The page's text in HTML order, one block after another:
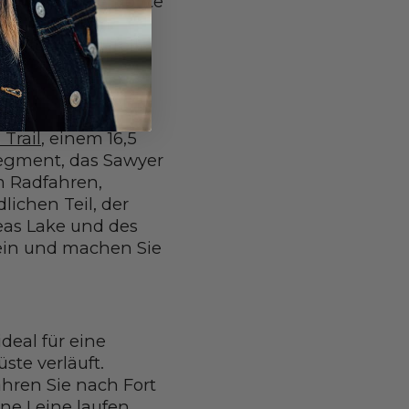
mit Ihrem
für einen Teil
Trail, einem 16,5
das Sawyer
Radfahren,
Teil, der
Lake und des
und machen Sie
für eine
verläuft.
Sie nach Fort